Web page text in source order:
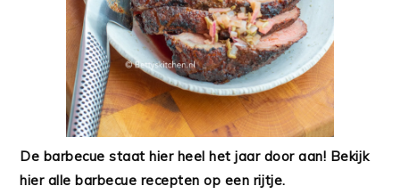
De barbecue staat hier heel het jaar door aan! Bekijk
hier alle barbecue recepten op een rijtje.